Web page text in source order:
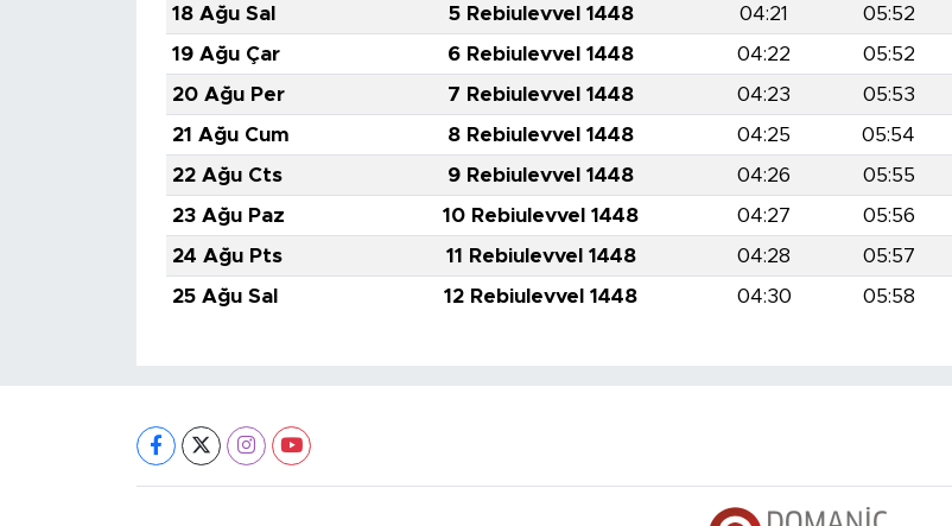
18 Ağu Sal
5 Rebiulevvel 1448 04:21 05:52
19 Ağu Çar
6 Rebiulevvel 1448 04:22 05:52
20 Ağu Per
7 Rebiulevvel 1448 04:23 05:53
21 Ağu Cum
8 Rebiulevvel 1448 04:25 05:54
22 Ağu Cts
9 Rebiulevvel 1448 04:26 05:55
23 Ağu Paz
10 Rebiulevvel 1448 04:27 05:56
24 Ağu Pts
11 Rebiulevvel 1448 04:28 05:57
25 Ağu Sal
12 Rebiulevvel 1448 04:30 05:58